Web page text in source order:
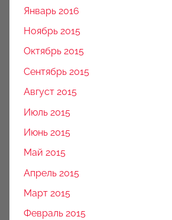
Январь 2016
Ноябрь 2015
Октябрь 2015
Сентябрь 2015
Август 2015
Июль 2015
Июнь 2015
Май 2015
Апрель 2015
Март 2015
Февраль 2015